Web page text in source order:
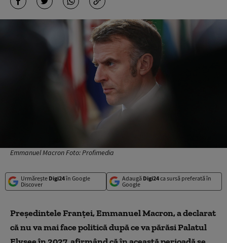
Emmanuel Macron Foto: Profimedia
Urmărește Digi24în Google
Discover
Adaugă Digi24ca sursă preferată în
Google
Președintele Franței, Emmanuel Macron, a declarat
că nu va mai face politică după ce va părăsi Palatul